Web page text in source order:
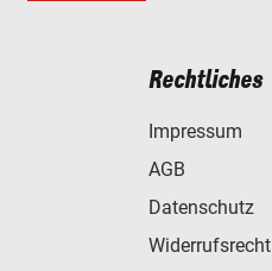
Rechtliches
Impressum
AGB
Datenschutz
Widerrufsrecht